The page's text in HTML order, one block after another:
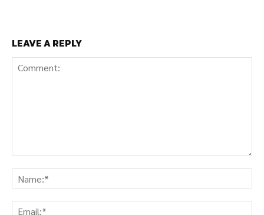
LEAVE A REPLY